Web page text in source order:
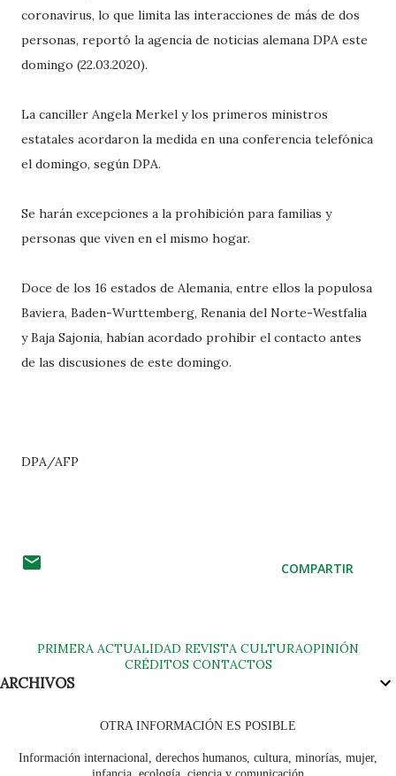
coronavirus, lo que limita las interacciones de más de dos
personas, reportó la agencia de noticias alemana DPA este
domingo (22.03.2020).
La canciller Angela Merkel y los primeros ministros
estatales acordaron la medida en una conferencia telefónica
el domingo, según DPA.
Se harán excepciones a la prohibición para familias y
personas que viven en el mismo hogar.
Doce de los 16 estados de Alemania, entre ellos la populosa
Baviera, Baden-Wurttemberg, Renania del Norte-Westfalia
y Baja Sajonia, habían acordado prohibir el contacto antes
de las discusiones de este domingo.
DPA/AFP
COMPARTIR
PRIMERA ACTUALIDAD REVISTA CULTURAOPINIÓN
CRÉDITOSCONTACTOS
ARCHIVOS
OTRA INFORMACIÓN ES POSIBLE
Información internacional, derechos humanos, cultura, minorías, mujer,